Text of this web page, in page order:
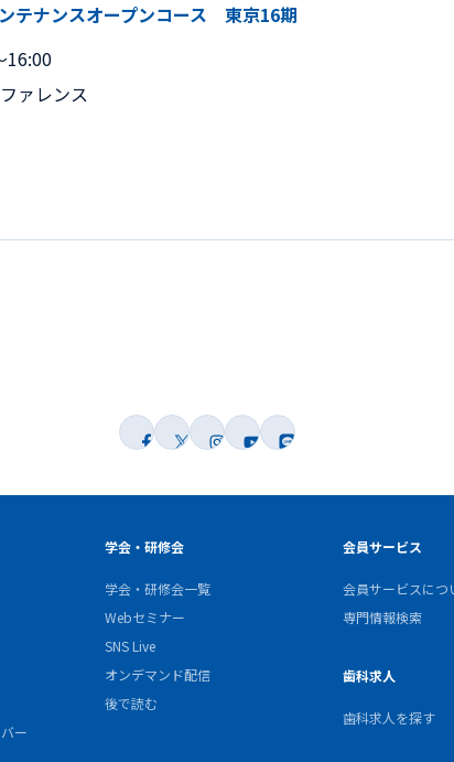
テナンスオープンコース 東京16期
ァレンス
ー
学会・研修会
学会・研修会一覧
Webセミナー
SNS Live
オンデマンド配信
後で読む
会員サービス
会員サービスにつ
専門情報検索
歯科求人
歯科求人を探す